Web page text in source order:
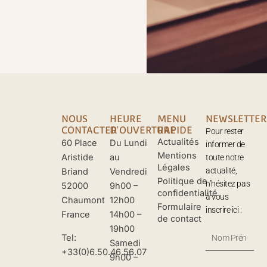
NOUS
CONTACTER
60 Place
Aristide
Briand
52000
Chaumont
France
Tel:
+33(0)6.50.46.56.07
HEURE
D'OUVERTURE
Du Lundi
au
Vendredi
9h00 –
12h00
14h00 –
19h00
Samedi
9h00 –
MENU
RAPIDE
Actualités
Mentions
Légales
Politique de
confidentialité
Formulaire
de contact
NEWSLETTER
Pour rester
informer de
toute notre
actualité,
n’hésitez pas
à vous
inscrire ici :